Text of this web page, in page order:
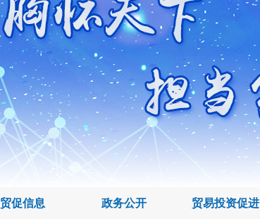
贸促信息 政务公开 贸易投资促进